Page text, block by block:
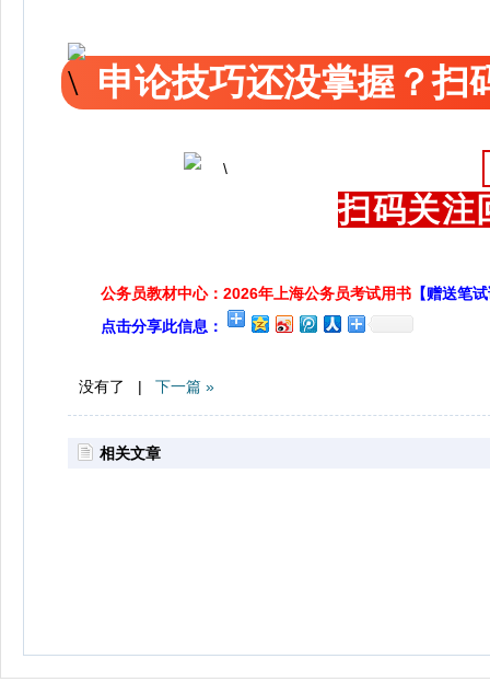
申论技巧还没掌握？扫
扫码关注
公务员教材中心：2026年上海公务员考试用书 【赠送笔
点击分享此信息：
没有了 | 下一篇 »
相关文章